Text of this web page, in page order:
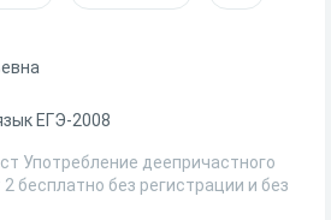
ЕГЭ-2008
Употребление деепричастного
бесплатно без регистрации и без